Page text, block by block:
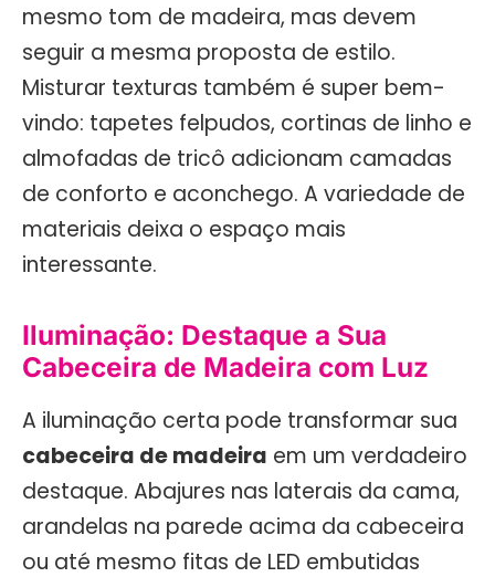
mesmo tom de madeira, mas devem
seguir a mesma proposta de estilo.
Misturar texturas também é super bem-
vindo: tapetes felpudos, cortinas de linho e
almofadas de tricô adicionam camadas
de conforto e aconchego. A variedade de
materiais deixa o espaço mais
interessante.
Iluminação: Destaque a Sua
Cabeceira de Madeira com Luz
A iluminação certa pode transformar sua
cabeceira de madeira em um verdadeiro
destaque. Abajures nas laterais da cama,
arandelas na parede acima da cabeceira
ou até mesmo fitas de LED embutidas